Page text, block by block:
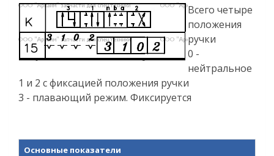
Всего четыре
положения
ручки
0 -
нейтральное
1 и 2 с фиксацией положения ручки
3 - плавающий режим. Фиксируется
Основные показатели